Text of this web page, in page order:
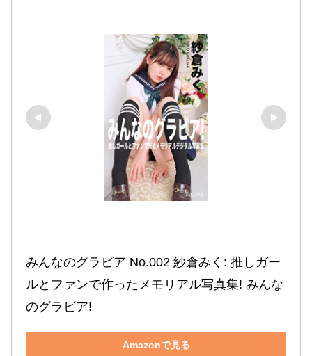
みんなのグラビア No.002 紗倉みく: 推しガー
ルとファンで作ったメモリアル写真集! みんな
のグラビア!
Amazonで見る